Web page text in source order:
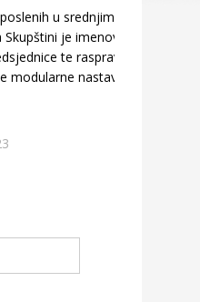
u srednjim
je imenovao
te raspravljao i o
modularne nastave.